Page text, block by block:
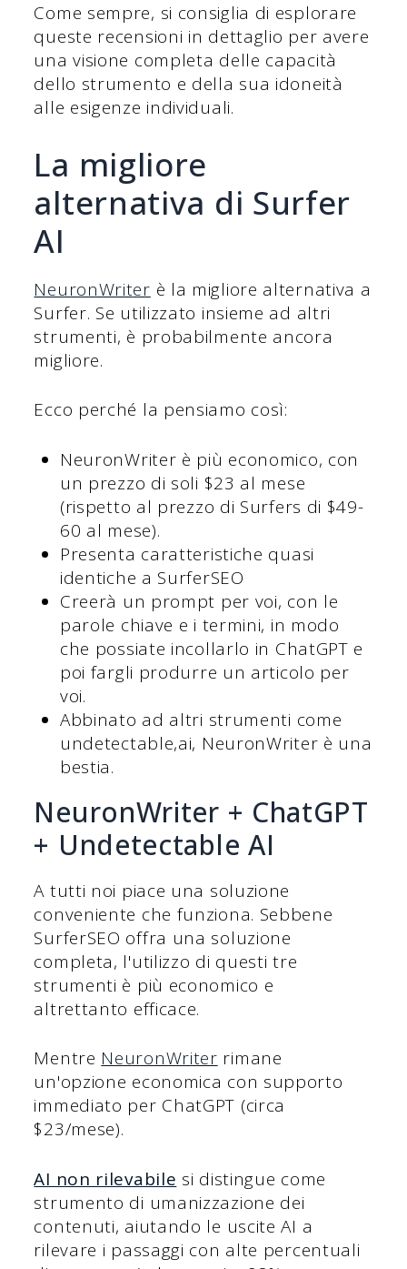
Come sempre, si consiglia di esplorare
queste recensioni in dettaglio per avere
una visione completa delle capacità
dello strumento e della sua idoneità
alle esigenze individuali.
La migliore
alternativa di Surfer
AI
NeuronWriter è la migliore alternativa a
Surfer. Se utilizzato insieme ad altri
strumenti, è probabilmente ancora
migliore.
Ecco perché la pensiamo così:
NeuronWriter è più economico, con
un prezzo di soli $23 al mese
(rispetto al prezzo di Surfers di $49-
60 al mese).
Presenta caratteristiche quasi
identiche a SurferSEO
Creerà un prompt per voi, con le
parole chiave e i termini, in modo
che possiate incollarlo in ChatGPT e
poi fargli produrre un articolo per
voi.
Abbinato ad altri strumenti come
undetectable,ai, NeuronWriter è una
bestia.
NeuronWriter + ChatGPT
+ Undetectable AI
A tutti noi piace una soluzione
conveniente che funziona. Sebbene
SurferSEO offra una soluzione
completa, l'utilizzo di questi tre
strumenti è più economico e
altrettanto efficace.
Mentre NeuronWriter rimane
un'opzione economica con supporto
immediato per ChatGPT (circa
$23/mese).
AI non rilevabile si distingue come
strumento di umanizzazione dei
contenuti, aiutando le uscite AI a
rilevare i passaggi con alte percentuali